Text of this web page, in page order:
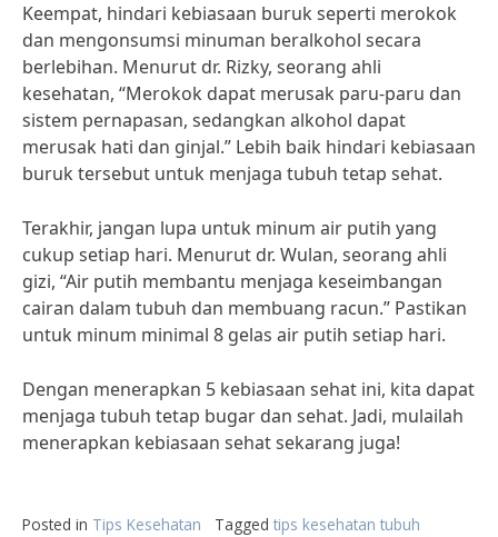
Keempat, hindari kebiasaan buruk seperti merokok
dan mengonsumsi minuman beralkohol secara
berlebihan. Menurut dr. Rizky, seorang ahli
kesehatan, “Merokok dapat merusak paru-paru dan
sistem pernapasan, sedangkan alkohol dapat
merusak hati dan ginjal.” Lebih baik hindari kebiasaan
buruk tersebut untuk menjaga tubuh tetap sehat.
Terakhir, jangan lupa untuk minum air putih yang
cukup setiap hari. Menurut dr. Wulan, seorang ahli
gizi, “Air putih membantu menjaga keseimbangan
cairan dalam tubuh dan membuang racun.” Pastikan
untuk minum minimal 8 gelas air putih setiap hari.
Dengan menerapkan 5 kebiasaan sehat ini, kita dapat
menjaga tubuh tetap bugar dan sehat. Jadi, mulailah
menerapkan kebiasaan sehat sekarang juga!
Posted in Tips Kesehatan Tagged tips kesehatan tubuh